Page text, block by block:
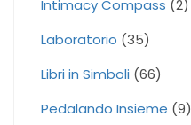
Intimacy Compass (2)
Laboratorio (35)
Libri in Simboli (66)
Pedalando Insieme (9)